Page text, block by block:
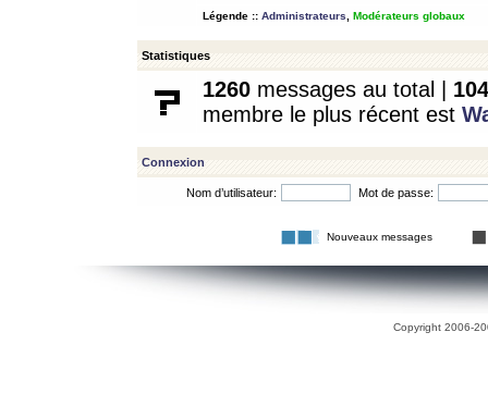
Légende :: Administrateurs Modérateurs globaux
Statistiques
1260 messages au total | 104
membre le plus récent est
Connexion
Nom d’utilisateur: Mot de passe:
Nouveaux messages
Copyright 2006-